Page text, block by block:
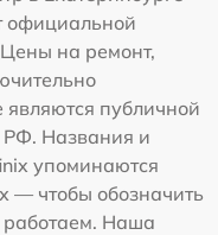
официальной
на ремонт,
публичной
РФ. Названия и
упоминаются
— чтобы обозначить
работаем. Наша